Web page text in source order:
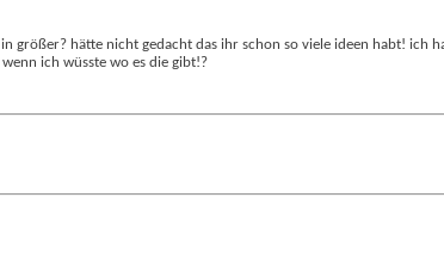
größer? hätte nicht gedacht das ihr schon so viele ideen habt! ich
ich wüsste wo es die gibt!?